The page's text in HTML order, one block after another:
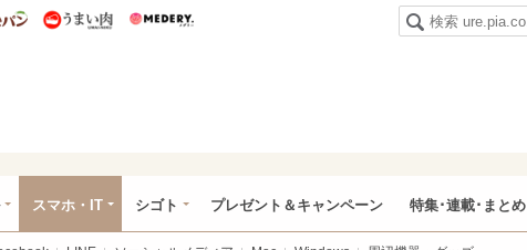
し うまいパン うまい肉
スマホ・IT シゴト プレゼント＆キャンペーン 特集･連載･まとめ